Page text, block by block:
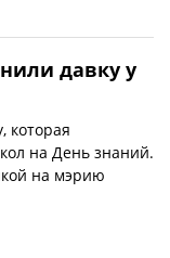
давку у
которая
на День знаний.
на мэрию